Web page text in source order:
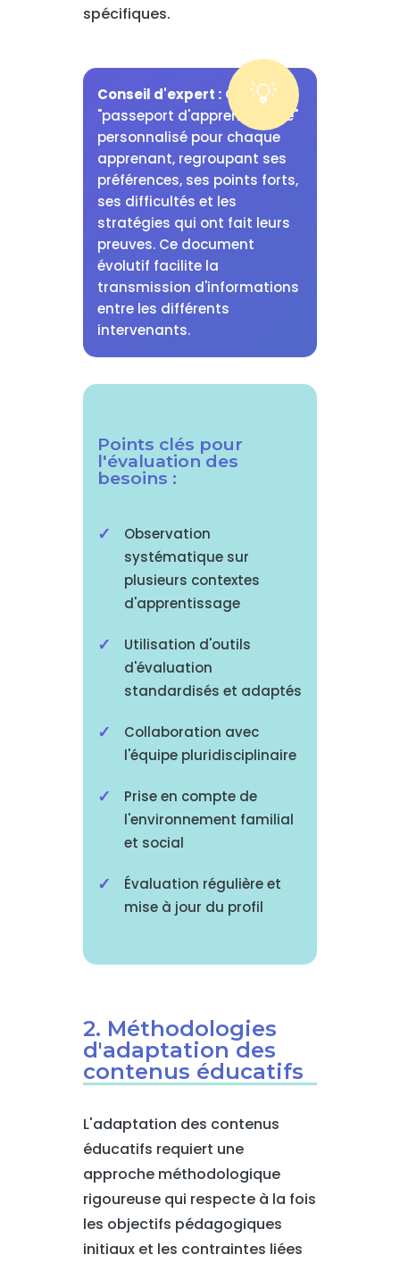
spécifiques.
Conseil d'expert :Créez un
"passeport d'apprentissage"
personnalisé pour chaque
apprenant, regroupant ses
préférences, ses points forts,
ses difficultés et les
stratégies qui ont fait leurs
preuves. Ce document
évolutif facilite la
transmission d'informations
entre les différents
intervenants.
Points clés pour
l'évaluation des
besoins :
Observation
systématique sur
plusieurs contextes
d'apprentissage
Utilisation d'outils
d'évaluation
standardisés et adaptés
Collaboration avec
l'équipe pluridisciplinaire
Prise en compte de
l'environnement familial
et social
Évaluation régulière et
mise à jour du profil
2. Méthodologies
d'adaptation des
contenus éducatifs
L'adaptation des contenus
éducatifs requiert une
approche méthodologique
rigoureuse qui respecte à la fois
les objectifs pédagogiques
initiaux et les contraintes liées